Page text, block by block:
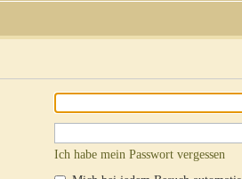
Ich habe mein Passwort vergessen